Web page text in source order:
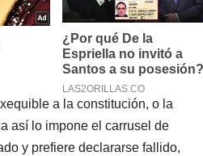
a la constitución, o la
así lo impone el carrusel de
y prefiere declararse fallido,